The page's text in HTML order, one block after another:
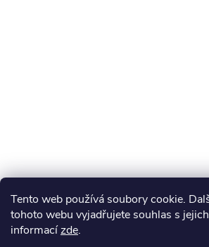
Tento web používá soubory cookie.
tohoto webu vyjadřujete souhlas s
informacízde.